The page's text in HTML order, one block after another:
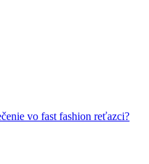
vo fast fashion reťazci?